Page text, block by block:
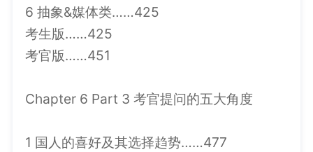
6 抽象&媒体类……425
考生版……425
考官版……451
Chapter 6 Part 3 考官提问的五大角度
1 国人的喜好及其选择趋势……477